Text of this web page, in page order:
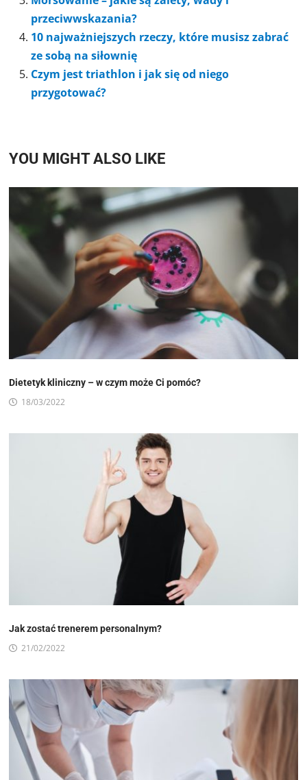
przeciwwskazania?
10 najważniejszych rzeczy, które musisz zabrać
ze sobą na siłownię
Czym jest triathlon i jak się od niego
przygotować?
YOU MIGHT ALSO LIKE
Dietetyk kliniczny – w czym może Ci pomóc?
18/03/2022
Jak zostać trenerem personalnym?
21/02/2022